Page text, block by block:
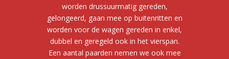
worden drussuurmatig gereden,
gelongeerd, gaan mee op buitenritten en
worden voor de wagen gereden in enkel,
dubbel en geregeld ook in het vierspan.
Een aantal paarden nemen we ook mee